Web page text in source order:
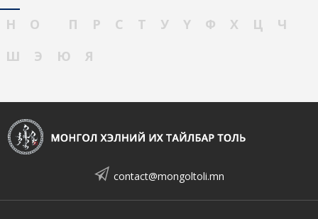
Н
О П Р С Т У Ү Ф Х Ц
Ч
Ш
Э Ю Я
contact@mongoltoli.mn